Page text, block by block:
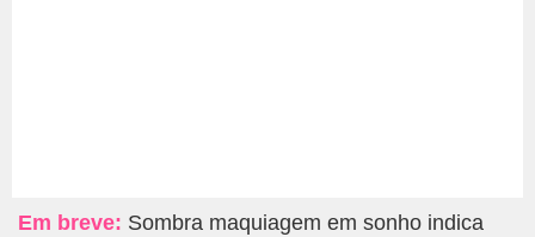
Em breve: Sombra maquiagem em sonho indica